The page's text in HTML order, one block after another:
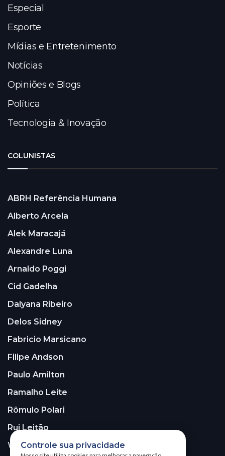
Especial
Esporte
Mídias e Entretenimento
Notícias
Opiniões e Blogs
Política
Tecnologia & Inovação
COLUNISTAS
ABRH Referência Humana
Alberto Arcela
Alek Maracajá
Alexandre Luna
Arnaldo Poggi
Cid Gadelha
Dalyana Ribeiro
Delos Sidney
Fabricio Marsicano
Filipe Andson
Paulo Amilton
Ramalho Leite
Rômulo Polari
Rui Leitão
Walter Santos
Controle sua privacidade